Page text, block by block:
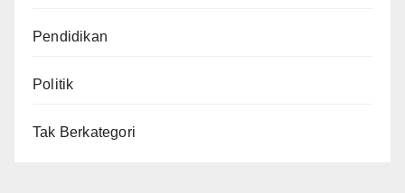
Pendidikan
Politik
Tak Berkategori